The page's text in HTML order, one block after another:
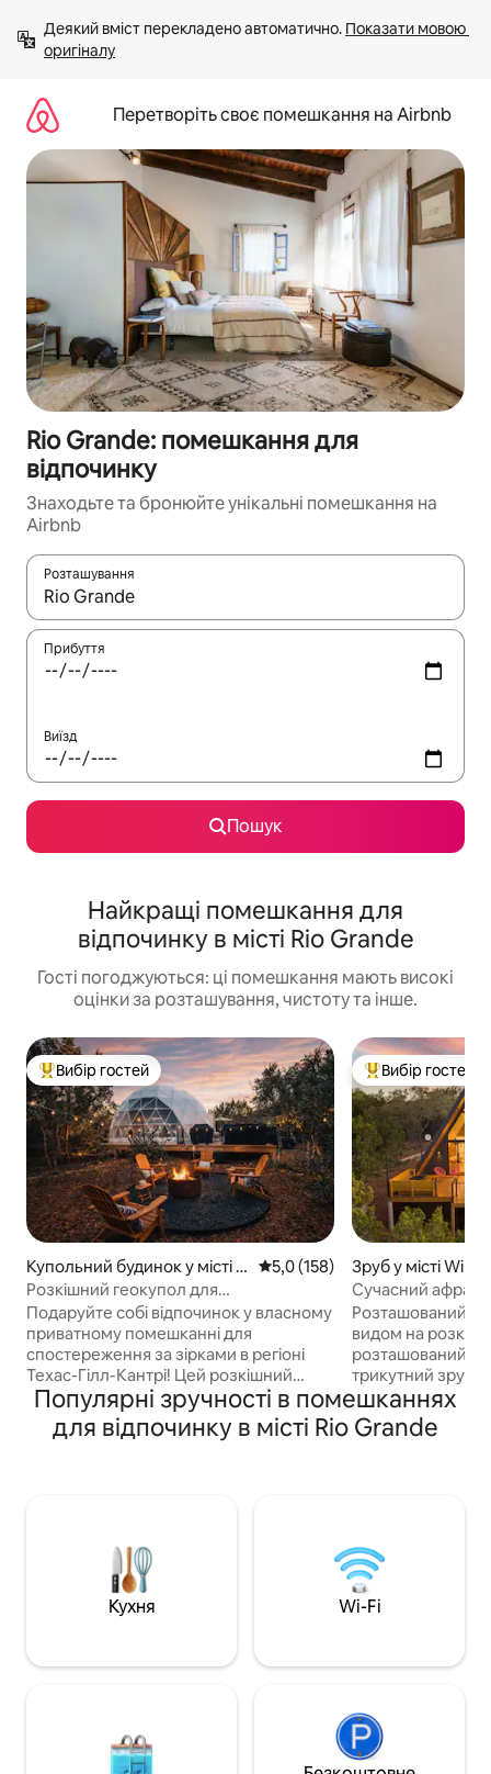
вмісту
Деякий вміст перекладено автоматично. Показати мовою
оригіналу
Перетворіть своє помешкання на Airbnb
Rio Grande: помешкання для
відпочинку
Знаходьте та бронюйте унікальні помешкання на
Airbnb
Розташування
Отримавши результати пошуку, використовуйте для
Прибуття
Виїзд
Пошук
Найкращі помешкання для
відпочинку в місті Rio Grande
Гості погоджуються: ці помешкання мають високі
оцінки за розташування, чистоту та інше.
Топ вибір гостей
Вибір гостей
Купольний будинок у місті B
ertram
Середня оцінка: 5,0 з 5,
5,0 (158)
Розкішний геокупол для
спостереження за зірками
Подаруйте собі відпочинок у власному
приватному помешканні для
спостереження за зірками в регіоні
Техас-Гілл-Кантрі! Цей розкішний
геодом поєднує в собі сучасний
комфорт і єднання з природою – він
ідеально підходить для пар, особливих
озер, виноробень, пивоварень, парків,
місць для проведення весіль та
історичних техаських міських площ.
Це унікальне враження зі списком
розкішшю.
Топ вибір гостей
Вибір гостей
Зруб у місті
Сучасний
природі
краєвид**
Розташований
видом на
розташований
трикутний зруб,
бачили.
середини
штрихів це
неймовірний вид
пагорби, а
створює місце
зоряного неба.
Популярні зручності в помешканнях
для відпочинку в місті Rio Grande
Кухня Wi-Fi